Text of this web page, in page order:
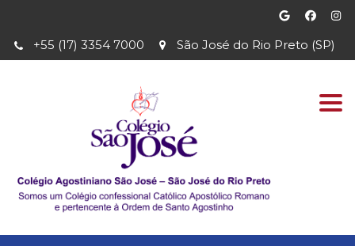
São José do Rio Preto (SP)
+55 (17) 3354 7000